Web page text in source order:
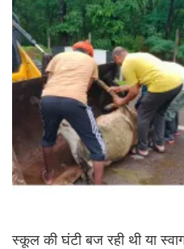
स्कूल की घंटी बज रही थी या